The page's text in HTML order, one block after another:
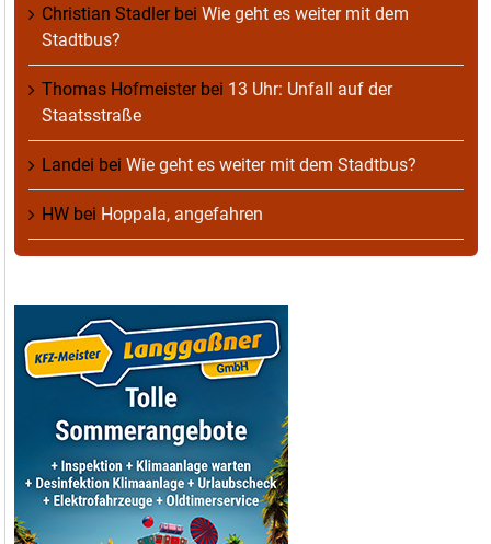
Christian Stadlerbei Wie geht es weiter mit dem
Stadtbus?
Thomas Hofmeisterbei 13 Uhr: Unfall auf der
Staatsstraße
Landei bei Wie geht es weiter mit dem Stadtbus?
HW bei Hoppala, angefahren